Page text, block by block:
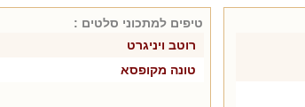
טיפים למתכוני סלטים :
רוטב ויניגרט
טונה מקופסא